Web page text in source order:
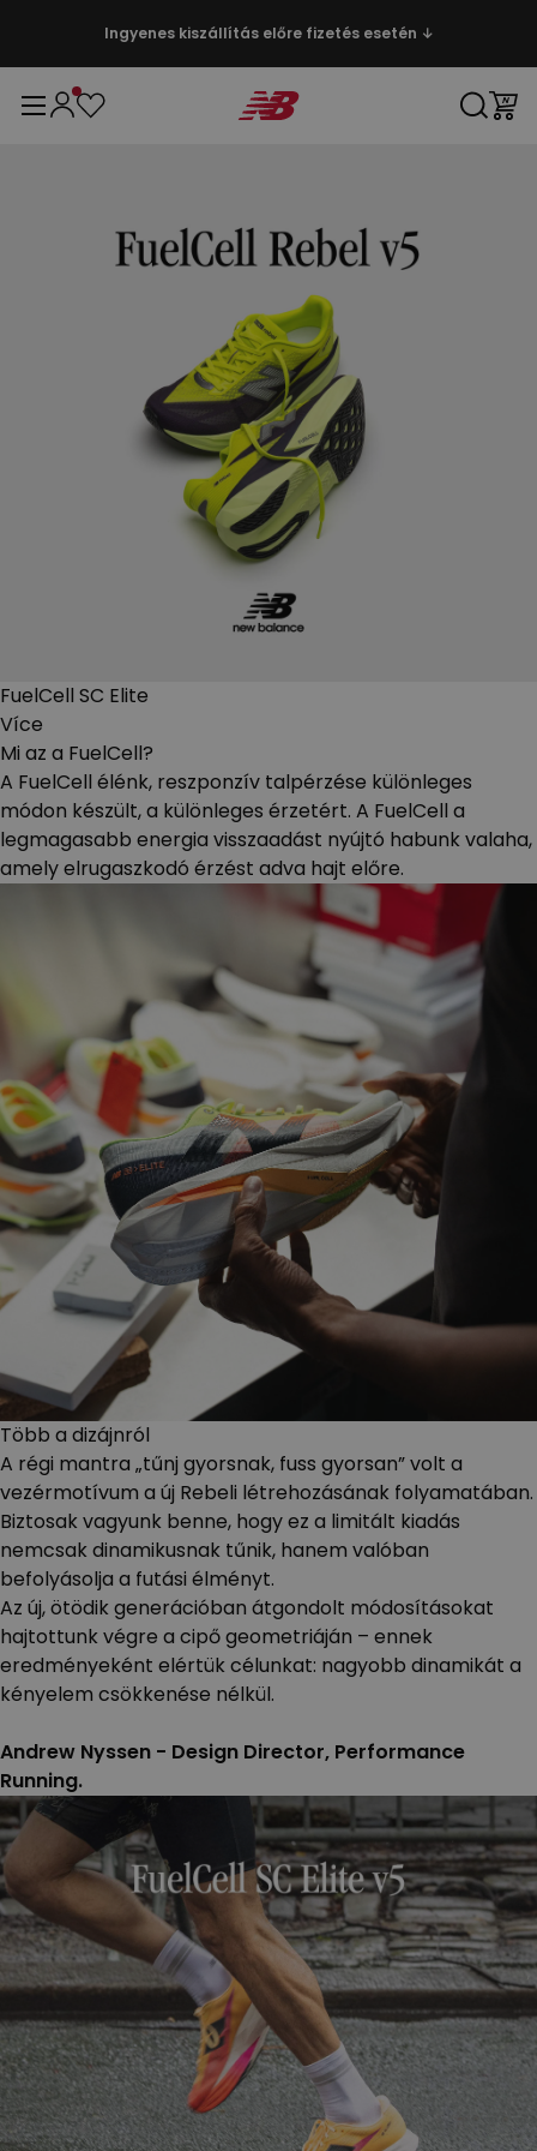
Ingyenes kiszállítás előre fizetés esetén ↓
FuelCell SC Elite
Více
Mi az a FuelCell?
A FuelCell élénk, reszponzív talpérzése különleges
módon készült, a különleges érzetért. A FuelCell a
legmagasabb energia visszaadást nyújtó habunk valaha,
amely elrugaszkodó érzést adva hajt előre.
Több a dizájnról
A régi mantra „tűnj gyorsnak, fuss gyorsan” volt a
vezérmotívum a új Rebeli létrehozásának folyamatában.
Biztosak vagyunk benne, hogy ez a limitált kiadás
nemcsak dinamikusnak tűnik, hanem valóban
befolyásolja a futási élményt.
Az új, ötödik generációban átgondolt módosításokat
hajtottunk végre a cipő geometriáján – ennek
eredményeként elértük célunkat: nagyobb dinamikát a
kényelem csökkenése nélkül.
Andrew Nyssen - Design Director, Performance
Running.